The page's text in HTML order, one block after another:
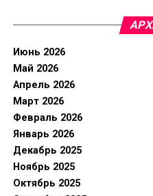
Июнь 2026
Май 2026
Апрель 2026
Март 2026
Февраль 2026
Январь 2026
Декабрь 2025
Ноябрь 2025
Октябрь 2025